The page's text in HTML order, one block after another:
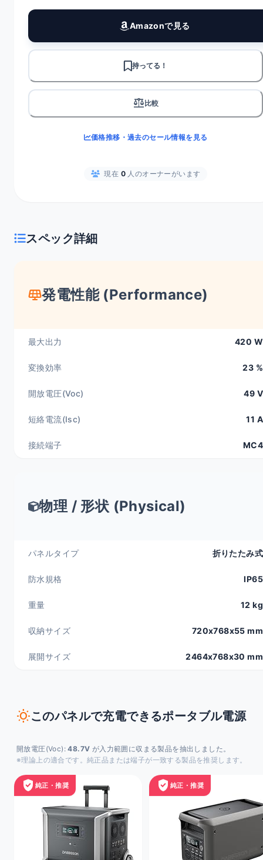
Amazonで見る
持ってる！
balance 比較
価格推移・過去のセール情報を見る
現在 0 人のオーナーがいます
スペック詳細
発電性能 (Performance)
最大出力 420 W
変換効率 23 %
開放電圧(Voc) 49 V
短絡電流(Isc) 11 A
接続端子 MC4
物理 / 形状 (Physical)
パネルタイプ 折りたたみ式
防水規格 IP65
重量 12 kg
収納サイズ 720x768x55 mm
展開サイズ 2464x768x30 mm
wb_sunnyこのパネルで充電できるポータブル電源
開放電圧(Voc):48.7V が入力範囲に収まる製品を抽出しました。
※理論上の適合です。純正品または端子が一致する製品を推奨します。
verified_user 純正・推奨 verified_user 純正・推奨